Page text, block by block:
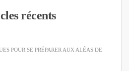
récents
POUR SE PRÉPARER AUX ALÉAS DE